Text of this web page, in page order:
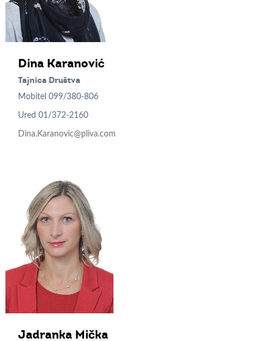
Dina Karanović
Tajnica Društva
Mobitel099/380-806
Ured01/372-2160
Dina.Karanovic@pliva.com
Jadranka Mička